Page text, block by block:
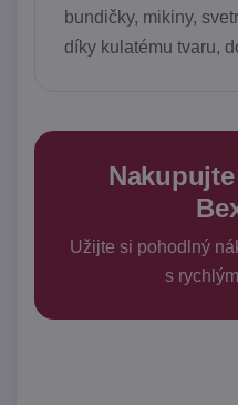
bundičky, mikiny,
díky kulatému tvaru,
Užijte si pohodlný
s